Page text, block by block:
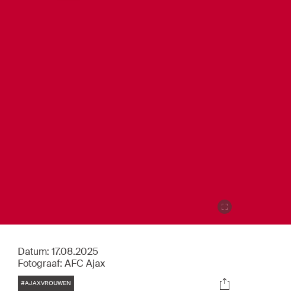
Datum: 17.08.2025
Fotograaf: AFC Ajax
Tags
#AJAXVROUWEN Socials